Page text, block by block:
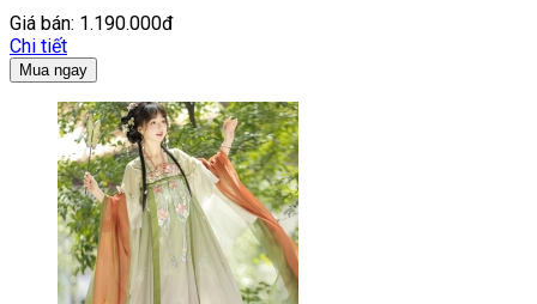
Giá bán: 1.190.000đ
Chi tiết
Mua ngay